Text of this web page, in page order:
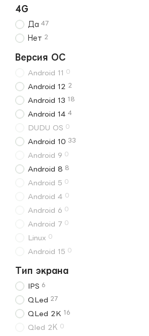
4G
Да 47
Нет 2
Версия ОС
Android 11 0
Android 12 2
Android 13 18
Android 14 4
DUDU OS 0
Android 10 33
Android 9 0
Android 8 8
Android 5 0
Android 4 0
Android 6 0
Android 7 0
Linux 0
Android 15 0
Тип экрана
IPS 6
QLed 27
QLed 2K 16
Qled 2К 0